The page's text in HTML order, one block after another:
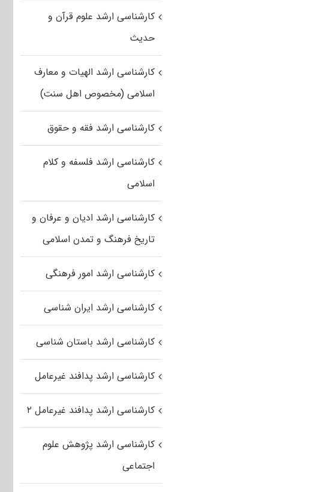
کارشناسی ارشد علوم قرآن و
حدیث
کارشناسی ارشد الهیات و معارف
اسلامی (مخصوص اهل سنت)
کارشناسی ارشد فقه و حقوق
کارشناسی ارشد فلسفه و کلام
اسلامی
کارشناسی ارشد ادیان و عرفان و
تاریخ فرهنگ و تمدن اسلامی
کارشناسی ارشد امور فرهنگی
کارشناسی ارشد ایران شناسی
کارشناسی ارشد باستان شناسی
کارشناسی ارشد پدافند غیرعامل
کارشناسی ارشد پدافند غیرعامل ۲
کارشناسی ارشد پژوهش علوم
اجتماعی